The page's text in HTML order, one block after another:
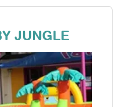
NOTRE CATALOGUE
JUNGLE